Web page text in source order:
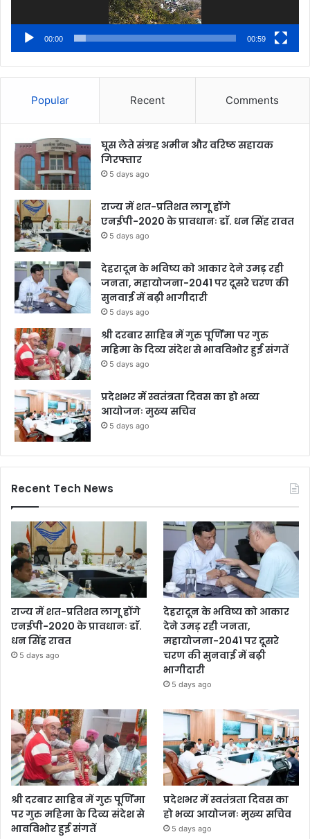
00:00 00:59
Popular Recent Comments
घूस लेते संग्रह अमीन और वरिष्ठ सहायक
गिरफ्तार
5 days ago
राज्य में शत-प्रतिशत लागू होंगे
एनईपी-2020 के प्रावधानः डाॅ. धन सिंह रावत
5 days ago
देहरादून के भविष्य को आकार देने उमड़ रही
जनता, महायोजना-2041 पर दूसरे चरण की
सुनवाई में बढ़ी भागीदारी
5 days ago
श्री दरबार साहिब में गुरु पूर्णिमा पर गुरु
महिमा के दिव्य संदेश से भावविभोर हुई संगतें
5 days ago
प्रदेशभर में स्वतंत्रता दिवस का हो भव्य
आयोजनः मुख्य सचिव
5 days ago
Recent Tech News
राज्य में शत-प्रतिशत लागू होंगे
एनईपी-2020 के प्रावधानः डाॅ.
धन सिंह रावत
5 days ago
देहरादून के भविष्य को आकार
देने उमड़ रही जनता,
महायोजना-2041 पर दूसरे
चरण की सुनवाई में बढ़ी
भागीदारी
5 days ago
श्री दरबार साहिब में गुरु पूर्णिमा
पर गुरु महिमा के दिव्य संदेश से
भावविभोर हुई संगतें
प्रदेशभर में स्वतंत्रता दिवस का
हो भव्य आयोजनः मुख्य सचिव
5 days ago